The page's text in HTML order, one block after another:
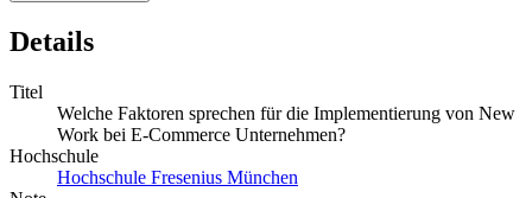
Details
Titel
Welche Faktoren sprechen für die Implementierung von New
Work bei E-Commerce Unternehmen?
Hochschule
Hochschule Fresenius München